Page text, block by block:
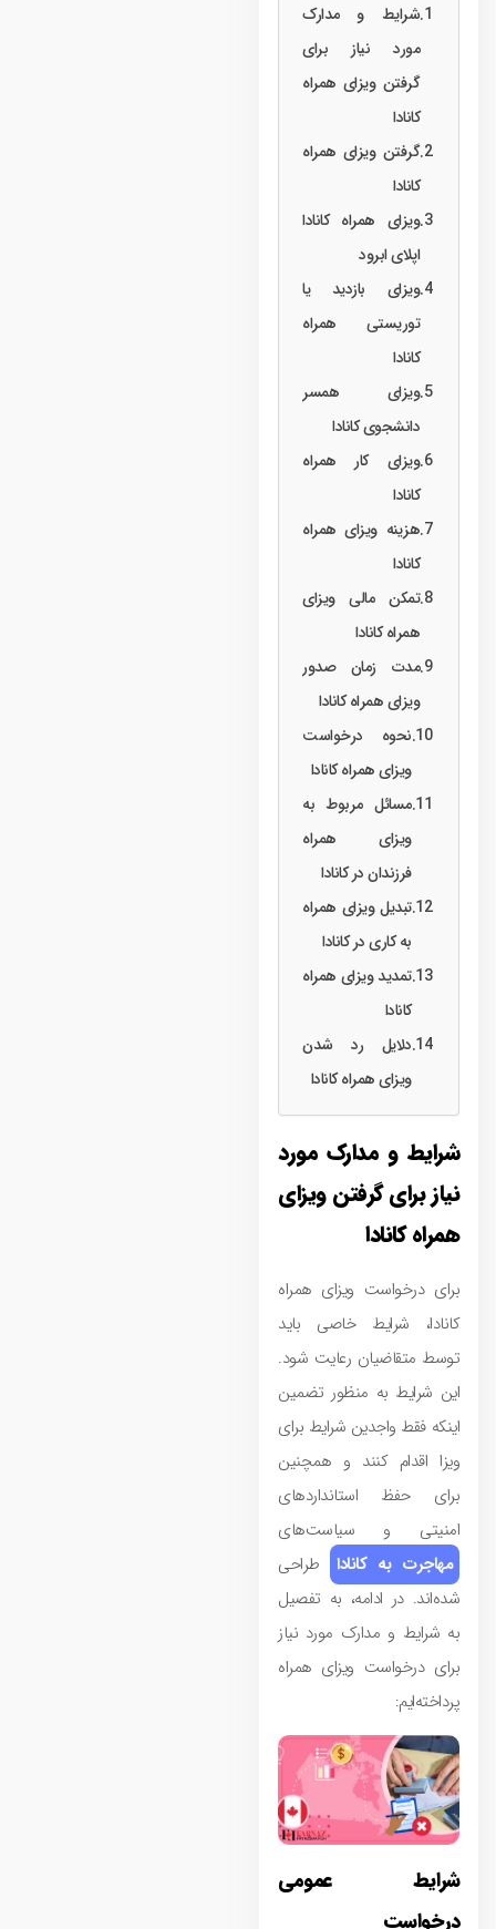
شرایط و مدارک
مورد نیاز برای
گرفتن ویزای همراه
کانادا
گرفتن ویزای همراه
کانادا
ویزای همراه کانادا
اپلای ابرود
ویزای بازدید یا
توریستی همراه
کانادا
ویزای همسر
دانشجوی کانادا
ویزای کار همراه
کانادا
هزینه ویزای همراه
کانادا
تمکن مالی ویزای
همراه کانادا
مدت زمان صدور
ویزای همراه کانادا
نحوه درخواست
ویزای همراه کانادا
مسائل مربوط به
ویزای همراه
فرزندان در کانادا
تبدیل ویزای همراه
به کاری در کانادا
تمدید ویزای همراه
کانادا
دلایل رد شدن
ویزای همراه کانادا
شرایط و مدارک مورد
نیاز برای گرفتن ویزای
همراه کانادا
برای درخواست ویزای همراه
کانادا، شرایط خاصی باید
توسط متقاضیان رعایت شود.
این شرایط به منظور تضمین
اینکه فقط واجدین شرایط برای
ویزا اقدام کنند و همچنین
برای حفظ استانداردهای
امنیتی و سیاست‌های
مهاجرت به کانادا
طراحی
شده‌اند. در ادامه، به تفصیل
به شرایط و مدارک مورد نیاز
برای درخواست ویزای همراه
پرداخته‌ایم:
شرایط عمومی
درخواست